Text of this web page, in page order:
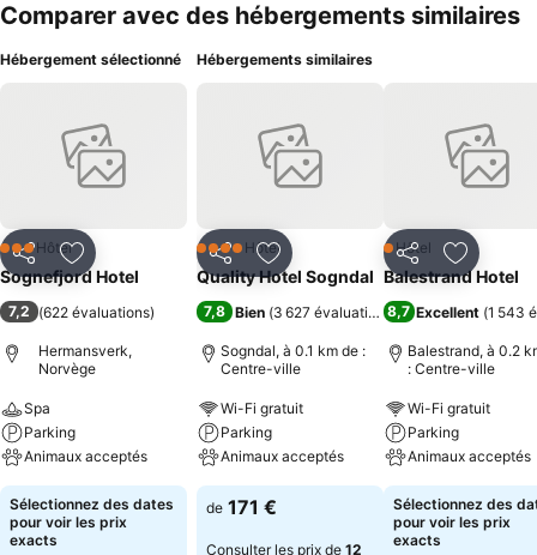
Comparer avec des hébergements similaires
Hébergement sélectionné
PartagerAjouter à mes favoris
3 ÉtoilesHôtel
Sognefjord Hotel
7,2 (622 évaluations)
Hermansverk,
Norvège
Spa
Parking
Animaux acceptés
Sélectionnez des dates
pour voir les prix
exacts
Hébergements similaires
PartagerAjouter à mes favoris
4 ÉtoilesHôtel
Quality Hotel Sogndal
7,8 Bien (3 627 évaluations)
Sogndal, à 0.1 km de :
Centre-ville
Wi-Fi gratuit
Parking
Animaux acceptés
de 171 €
Consulter les prix de 12
PartagerAjouter
1 Étoiles
Hôtel
Balestrand Hotel
8,7 Excellent (1 543
Balestrand, à 0.2
: Centre-ville
Wi-Fi gratuit
Parking
Animaux acceptés
Sélectionnez des
pour voir les prix
exacts